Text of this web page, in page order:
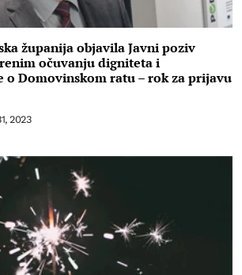
županija objavila Javni poziv
očuvanju digniteta i
o Domovinskom ratu – rok za prijavu
2023